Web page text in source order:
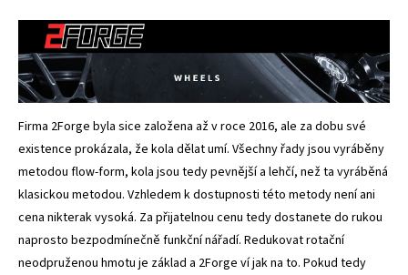
Firma 2Forge byla sice založena až v roce 2016, ale za dobu své
existence prokázala, že kola dělat umí. Všechny řady jsou vyráběny
metodou flow-form, kola jsou tedy pevnější a lehčí, než ta vyráběná
klasickou metodou. Vzhledem k dostupnosti této metody není ani
cena nikterak vysoká. Za přijatelnou cenu tedy dostanete do rukou
naprosto bezpodmínečně funkční nářadí. Redukovat rotační
neodpruženou hmotu je základ a 2Forge ví jak na to. Pokud tedy